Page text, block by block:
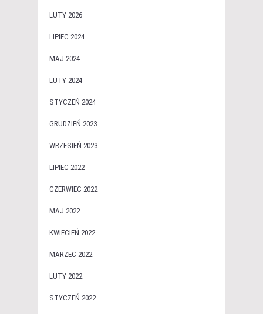
LUTY 2026
LIPIEC 2024
MAJ 2024
LUTY 2024
STYCZEŃ 2024
GRUDZIEŃ 2023
WRZESIEŃ 2023
LIPIEC 2022
CZERWIEC 2022
MAJ 2022
KWIECIEŃ 2022
MARZEC 2022
LUTY 2022
STYCZEŃ 2022